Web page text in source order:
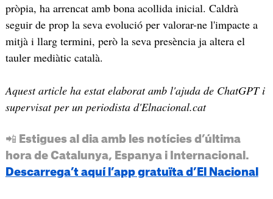
pròpia, ha arrencat amb bona acollida inicial. Caldrà
seguir de prop la seva evolució per valorar-ne l'impacte a
mitjà i llarg termini, però la seva presència ja altera el
tauler mediàtic català.
Aquest article ha estat elaborat amb l'ajuda de ChatGPT i
supervisat per un periodista d'Elnacional.cat
📲 Estigues al dia amb les notícies d’última
hora de Catalunya, Espanya i Internacional.
Descarrega’t aquí l’app gratuïta d’El Nacional